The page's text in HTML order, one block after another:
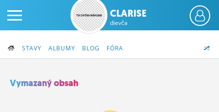
CLARISE
dievča
STAVY ALBUMY BLOG FÓRA
Vymazaný obsah